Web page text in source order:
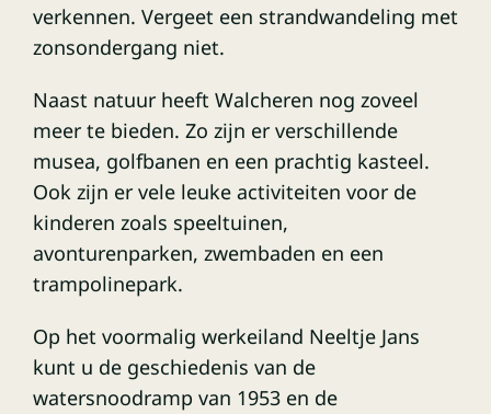
verkennen. Vergeet een strandwandeling met
zonsondergang niet.
Naast natuur heeft Walcheren nog zoveel
meer te bieden. Zo zijn er verschillende
musea, golfbanen en een prachtig kasteel.
Ook zijn er vele leuke activiteiten voor de
kinderen zoals speeltuinen,
avonturenparken, zwembaden en een
trampolinepark.
Op het voormalig werkeiland Neeltje Jans
kunt u de geschiedenis van de
watersnoodramp van 1953 en de